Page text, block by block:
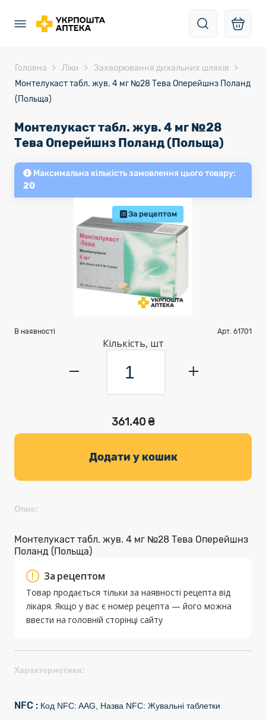
Головна Ліки
Захворювання дихальних шляхів
Монтелукаст табл. жув. 4 мг №28 Тева Оперейшнз Поланд
(Польща)
Монтелукаст табл. жув. 4 мг №28
Тева Оперейшнз Поланд (Польща)
Максимальна кількість замовлення цього товару:
20
За рецептом
В наявності Арт. 61701
Кількість, шт
361.40 ₴
Додати у кошик
Опис:
Монтелукаст табл. жув. 4 мг №28 Тева Оперейшнз
Поланд (Польща)
За рецептом
Товар продається тільки за наявності рецепта від
лікаря. Якщо у вас є номер рецепта — його можна
ввести на головній сторінці сайту
Характеристики:
NFC : Код NFC: AAG, Назва NFC: Жувальні таблетки